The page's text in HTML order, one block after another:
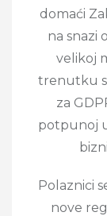
domaći
na snazi
velikoj
trenutku
za
potpunoj
Polaznici
nove